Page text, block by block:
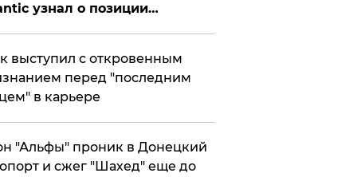
узнал о позиции
выступил с откровенным
перед "последним
в карьере
"Альфы" проник в Донецкий
и сжег "Шахед" еще до